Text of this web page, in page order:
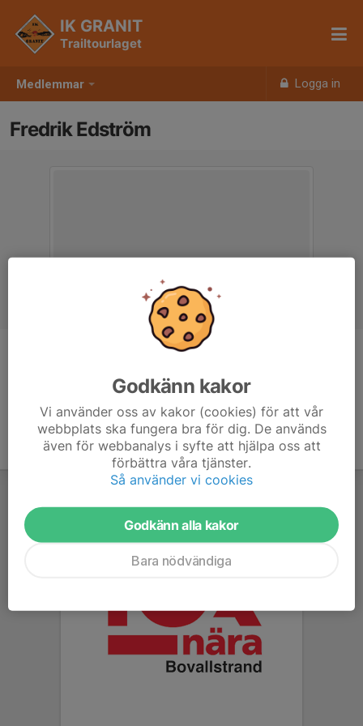
Medlemmar Logga in
IK GRANIT
Trailtourlaget
Fredrik Edström
Godkänn kakor
Vi använder oss av kakor (cookies) för att vår
webbplats ska fungera bra för dig. De används
även för webbanalys i syfte att hjälpa oss att
förbättra våra tjänster.
Så använder vi cookies
Godkänn alla kakor
Bara nödvändiga